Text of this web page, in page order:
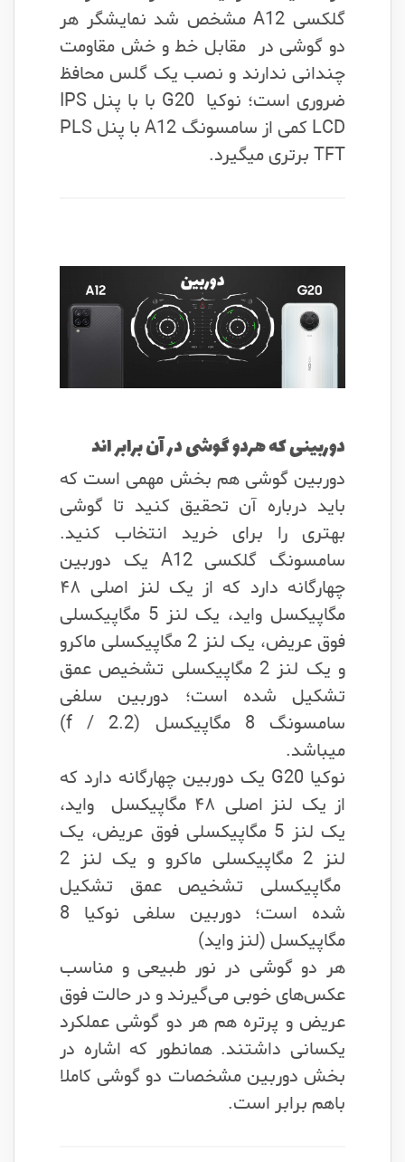
گلکسی A12 مشخص شد نمایشگر هر
دو گوشی در مقابل خط و خش مقاومت
چندانی ندارند و نصب یک گلس محافظ
ضروری است؛ نوکیا G20 با با پنل IPS
LCD کمی از سامسونگ A12 با پنل PLS
TFT برتری میگیرد.
دوربینی که هردو گوشی در آن برابر اند
دوربین گوشی هم بخش مهمی است که
باید درباره آن تحقیق کنید تا گوشی
بهتری را برای خرید انتخاب کنید.
سامسونگ گلکسی A12 یک دوربین
چهارگانه دارد که از یک لنز اصلی ۴۸
مگاپیکسل واید، یک لنز 5 مگاپیکسلی
فوق عریض، یک لنز 2 مگاپیکسلی ماکرو
و یک لنز 2 مگاپیکسلی تشخیص عمق
تشکیل شده است؛ دوربین سلفی
سامسونگ 8 مگاپیکسل (f / 2.2)
میباشد.
نوکیا G20 یک دوربین چهارگانه دارد که
از یک لنز اصلی ۴۸ مگاپیکسل واید،
یک لنز 5 مگاپیکسلی فوق عریض، یک
لنز 2 مگاپیکسلی ماکرو و یک لنز 2
مگاپیکسلی تشخیص عمق تشکیل
شده است؛ دوربین سلفی نوکیا 8
مگاپیکسل (لنز واید)
هر دو گوشی در نور طبیعی و مناسب
عکس‌های خوبی می‌گیرند و در حالت فوق
عریض و پرتره هم هر دو گوشی عملکرد
یکسانی داشتند. همانطور که اشاره در
بخش دوربین مشخصات دو گوشی کاملا
باهم برابر است.